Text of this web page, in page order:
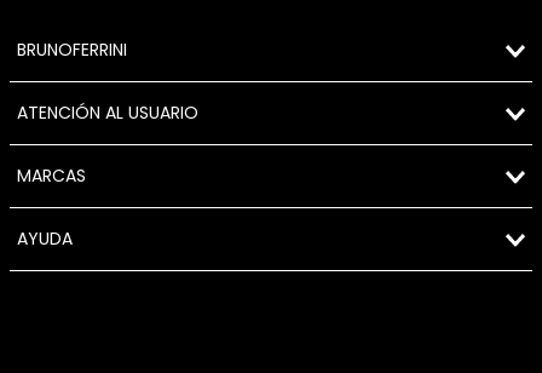
BRUNOFERRINI
ATENCIÓN AL USUARIO
MARCAS
AYUDA